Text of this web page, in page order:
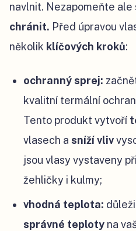
navlnit. Nezapomeňte ale
chránit. Před úpravou
několik klíčových kroků:
ochranný sprej:
kvalitní termální
Tento produkt vytvoří
vlasech a sníží vliv
jsou vlasy vystaveny
žehličky i kulmy;
vhodná teplota:
správné teploty na